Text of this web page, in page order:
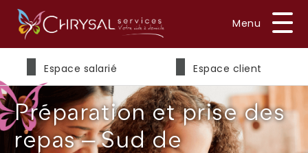
Espace salarié Espace client
Préparation et prise des
repas – Sud de
Prénom*
Nom*